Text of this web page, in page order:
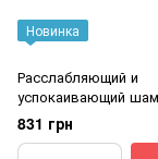
Новинка
Расслабляющий и
успокаивающий
гель для душа 2 в 1
Italiano MORFEO
831 грн